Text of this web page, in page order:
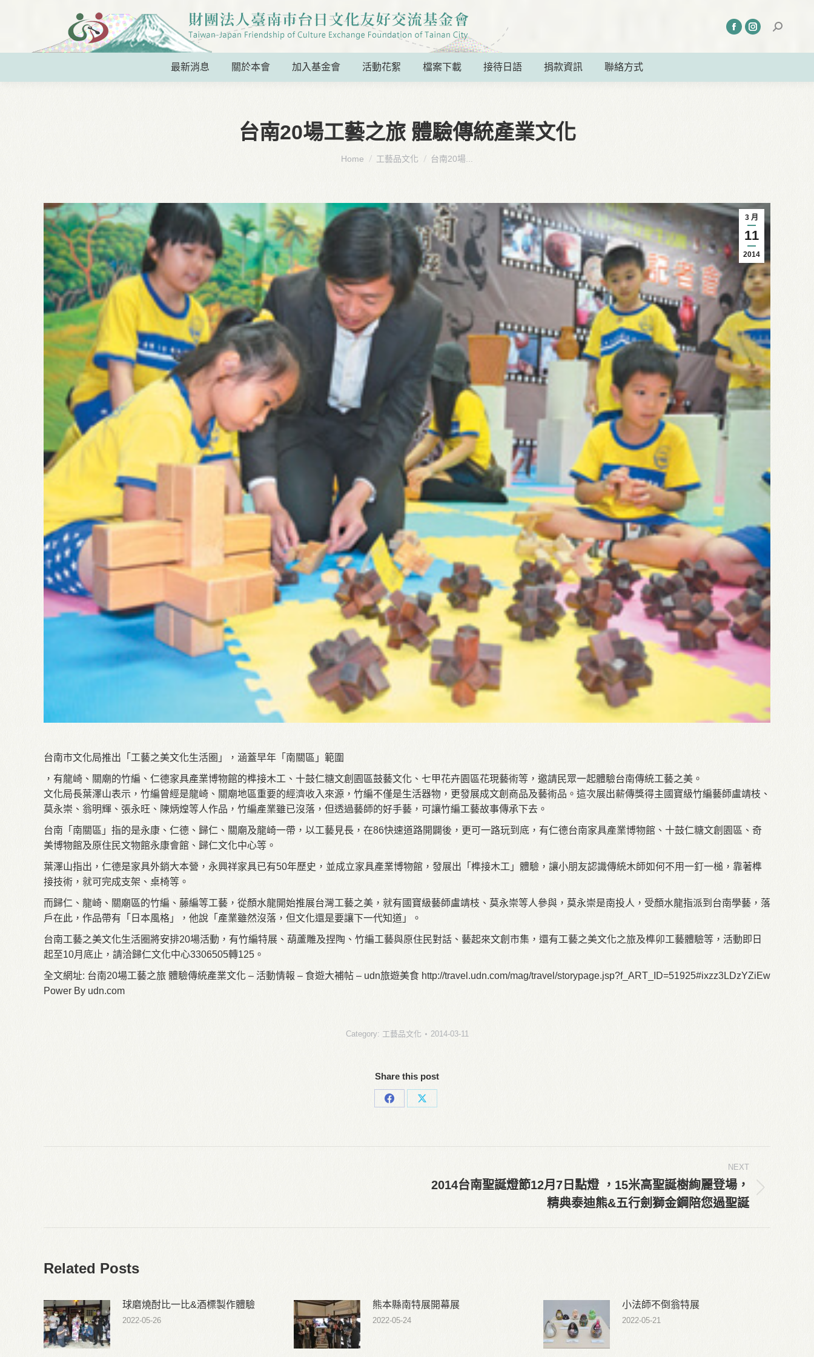
最新消息 關於本會 加入基金會 活動花絮 檔案下載 接待日語 捐款資訊 聯絡方式
台南20場工藝之旅 體驗傳統產業文化
You are here:
Home 工藝品文化 台南20場...
3 月
11
2014
台南市文化局推出「工藝之美文化生活圈」，涵蓋早年「南關區」範圍
，有龍崎、關廟的竹編、仁德家具產業博物館的榫接木工、十鼓仁糖文創園區鼓藝文化、七甲花卉園區花現藝術等，邀請民眾一起體驗台南傳統工藝之美。
文化局長葉澤山表示，竹編曾經是龍崎、關廟地區重要的經濟收入來源，竹編不僅是生活器物，更發展成文創商品及藝術品。這次展出薪傳獎得主國寶級竹編藝師盧靖枝、
莫永崇、翁明輝、張永旺、陳炳煌等人作品，竹編產業雖已沒落，但透過藝師的好手藝，可讓竹編工藝故事傳承下去。
台南「南關區」指的是永康、仁德、歸仁、關廟及龍崎一帶，以工藝見長，在86快速道路開闢後，更可一路玩到底，有仁德台南家具產業博物館、十鼓仁糖文創園區、奇
美博物館及原住民文物館永康會館、歸仁文化中心等。
葉澤山指出，仁德是家具外銷大本營，永興祥家具已有50年歷史，並成立家具產業博物館，發展出「榫接木工」體驗，讓小朋友認識傳統木師如何不用一釘一槌，靠著榫
接技術，就可完成支架、桌椅等。
而歸仁、龍崎、關廟區的竹編、藤編等工藝，從顏水龍開始推展台灣工藝之美，就有國寶級藝師盧靖枝、莫永崇等人參與，莫永崇是南投人，受顏水龍指派到台南學藝，落
戶在此，作品帶有「日本風格」，他說「產業雖然沒落，但文化還是要讓下一代知道」。
台南工藝之美文化生活圈將安排20場活動，有竹編特展、葫蘆雕及捏陶、竹編工藝與原住民對話、藝起來文創市集，還有工藝之美文化之旅及榫卯工藝體驗等，活動即日
起至10月底止，請洽歸仁文化中心3306505轉125。
全文網址: 台南20場工藝之旅 體驗傳統產業文化 – 活動情報 – 食遊大補帖 – udn旅遊美食 http://travel.udn.com/mag/travel/storypage.jsp?f_ART_ID=51925#ixzz3LDzYZiEw
Power By udn.com
Category: 工藝品文化 2014-03-11
Share this post
Share
Share
NEXT
2014台南聖誕燈節12月7日點燈 ，15米高聖誕樹絢麗登場，
精典泰迪熊&五行劍獅金鋼陪您過聖誕
Related Posts
球磨燒酎比一比&酒標製作體驗
2022-05-26
熊本縣南特展開幕展
2022-05-24
小法師不倒翁特展
2022-05-21